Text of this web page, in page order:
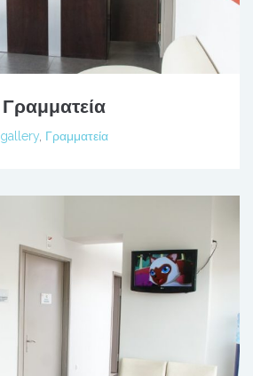
Γραμματεία
gallery Γραμματεία